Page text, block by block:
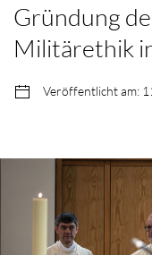
Gründung
Militärethik
Veröffentlicht am: